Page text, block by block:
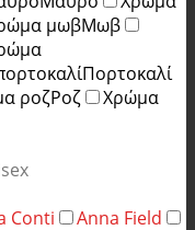
μωβΜωβ
Πορτοκαλί
ροζΡοζ
Χρώμα
Conti
Anna Field